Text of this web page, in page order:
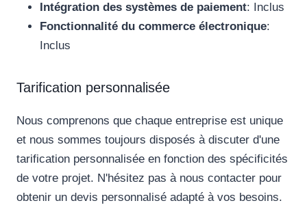
Intégration des systèmes de paiement: Inclus
Fonctionnalité du commerce électronique:
Inclus
Tarification personnalisée
Nous comprenons que chaque entreprise est unique
et nous sommes toujours disposés à discuter d'une
tarification personnalisée en fonction des spécificités
de votre projet. N'hésitez pas à nous contacter pour
obtenir un devis personnalisé adapté à vos besoins.